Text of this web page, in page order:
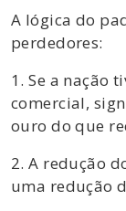
A lógica do
perdedores:
1. Se a nação
comercial,
ouro do que
2. A redução
uma redução